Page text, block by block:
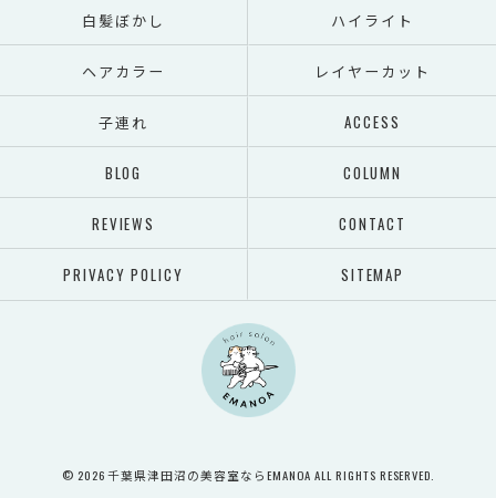
白髪ぼかし ハイライト
ヘアカラー レイヤーカット
子連れ ACCESS
BLOG COLUMN
REVIEWS CONTACT
PRIVACY POLICY SITEMAP
© 2026 千葉県津田沼の美容室ならEMANOA ALL RIGHTS RESERVED.